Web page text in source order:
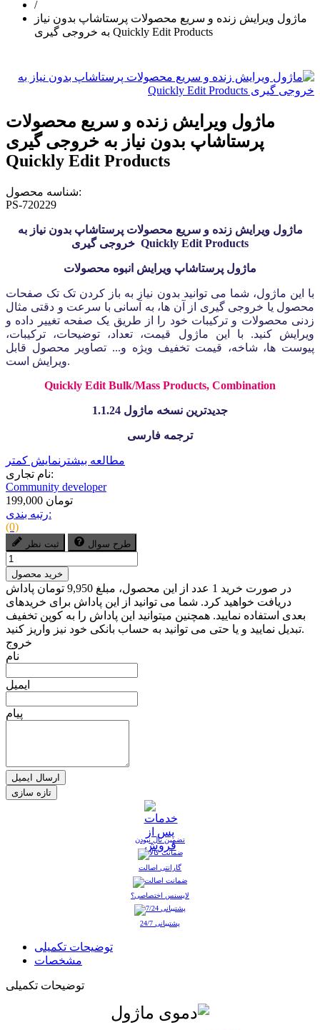
/
ماژول ویرایش زنده و سریع محصولات پرستاشاپ بدون نیاز
به خروجی گیری Quickly Edit Products
ماژول ویرایش زنده و سریع محصولات
پرستاشاپ بدون نیاز به خروجی گیری
Quickly Edit Products
شناسه محصول:
PS-720229
ماژول ویرایش زنده و سریع محصولات پرستاشاپ بدون نیاز به
خروجی گیری Quickly Edit Products
ماژول پرستاشاپ ویرایش انبوه محصولات
با این ماژول، شما می توانید بدون نیاز به باز کردن تک تک صفحات
محصول یا خروجی گیری از آن ها، به آسانی با سرعت و دقتی مثال
زدنی محصولات و ترکیبات خود را از طریق یک صفحه تغییر داده و
ویرایش کنید. با این ماژول قیمت، تعداد، توضیحات، ترکیبات،
پیوست ها، شاخه، قیمت تخفیف ویژه و... تصاویر محصول قابل
ویرایش است.
Quickly Edit Bulk/Mass Products, Combination
جدیدترین نسخه ماژول 1.1.24
ترجمه فارسی
مطالعه بیشتر نمایش کمتر
نام تجاری:
Community developer
199,000 تومان
رتبه بندی:
(0)
ثبت نظر طرح سوال
خرید محصول
در صورت خرید 1 عدد از این محصول، مبلغ 9,950 تومان پاداش
دریافت خواهید کرد. شما می توانید از این پاداش برای خریدهای
بعدی استفاده نمایید. همچنین میتوانید این پاداش را به کوپن تخفیف
تبدیل نمایید و یا حتی می توانید به حساب بانکی خود نیز واریز کنید.
خروج
نام
ایمیل
پیام
ارسال ایمیل
تضمین نال نبودن
گارانتی اصالت
لایسنس اختصاصی؟
پشتیبانی 24/7
توضیحات تکمیلی
مشخصات
توضیحات تکمیلی